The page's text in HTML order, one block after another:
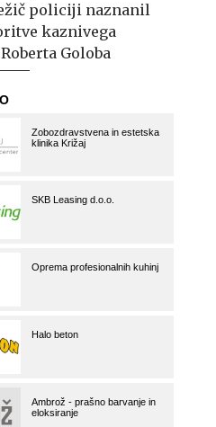
policiji naznanil
kaznivega
Goloba